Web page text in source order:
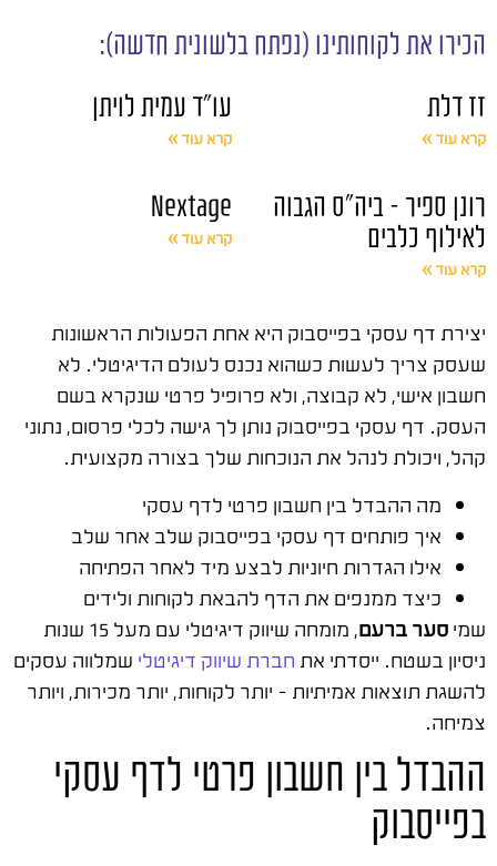
הכירו את לקוחותינו (נפתח בלשונית חדשה):
זז דלת
קרא עוד »
עו"ד עמית לויתן
קרא עוד »
רונן ספיר – ביה"ס הגבוה
לאילוף כלבים
קרא עוד »
Nextage
קרא עוד »
יצירת דף עסקי בפייסבוק היא אחת הפעולות הראשונות
שעסק צריך לעשות כשהוא נכנס לעולם הדיגיטלי. לא
חשבון אישי, לא קבוצה, ולא פרופיל פרטי שנקרא בשם
העסק. דף עסקי בפייסבוק נותן לך גישה לכלי פרסום, נתוני
קהל, ויכולת לנהל את הנוכחות שלך בצורה מקצועית.
מה ההבדל בין חשבון פרטי לדף עסקי
איך פותחים דף עסקי בפייסבוק שלב אחר שלב
אילו הגדרות חיוניות לבצע מיד לאחר הפתיחה
כיצד ממנפים את הדף להבאת לקוחות ולידים
שמיסער ברעם
, מומחה שיווק דיגיטלי עם מעל 15 שנות
ניסיון בשטח. ייסדתי את חברת שיווק דיגיטלי שמלווה עסקים
להשגת תוצאות אמיתיות – יותר לקוחות, יותר מכירות, ויותר
צמיחה.
ההבדל בין חשבון פרטי לדף עסקי
בפייסבוק